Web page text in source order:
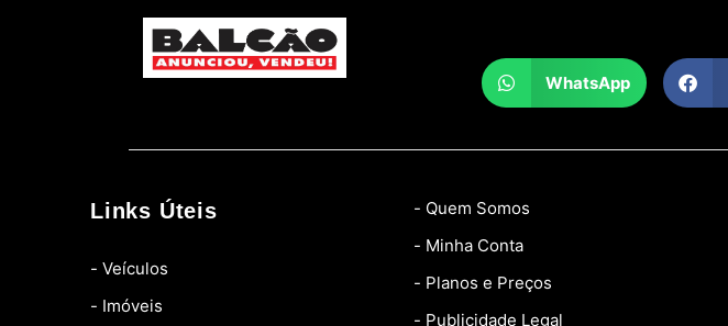
WhatsApp
Links Úteis
- Veículos
- Imóveis
- Quem Somos
- Minha Conta
- Planos e Preços
- Publicidade Legal